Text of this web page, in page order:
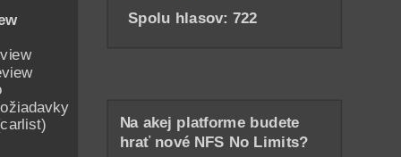
Spolu hlasov: 722
Na akej platforme budete
hrať nové NFS No Limits?